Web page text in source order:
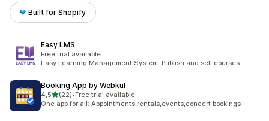
Built for Shopify
Easy LMS
Free trial available
Easy Learning Management System. Publish and sell courses.
Booking App by Webkul
4,5z 5 hvězd
(22)
Celkový počet recenzí: 22
•Free trial available
One app for all: Appointments,rentals,events,concert bookings